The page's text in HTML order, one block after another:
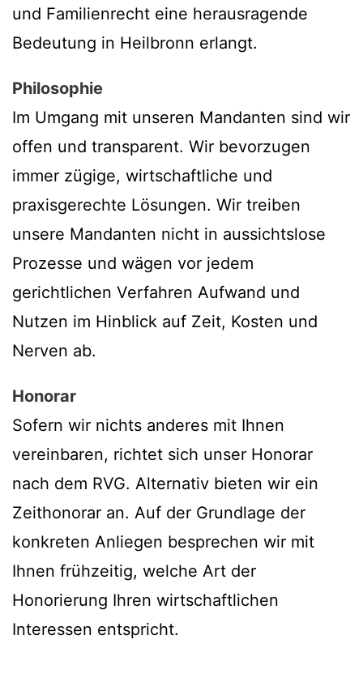
und Familienrecht eine herausragende
Bedeutung in Heilbronn erlangt.
Philosophie
Im Umgang mit unseren Mandanten sind wir
offen und transparent. Wir bevorzugen
immer zügige, wirtschaftliche und
praxisgerechte Lösungen. Wir treiben
unsere Mandanten nicht in aussichtslose
Prozesse und wägen vor jedem
gerichtlichen Verfahren Aufwand und
Nutzen im Hinblick auf Zeit, Kosten und
Nerven ab.
Honorar
Sofern wir nichts anderes mit Ihnen
vereinbaren, richtet sich unser Honorar
nach dem RVG. Alternativ bieten wir ein
Zeithonorar an. Auf der Grundlage der
konkreten Anliegen besprechen wir mit
Ihnen frühzeitig, welche Art der
Honorierung Ihren wirtschaftlichen
Interessen entspricht.